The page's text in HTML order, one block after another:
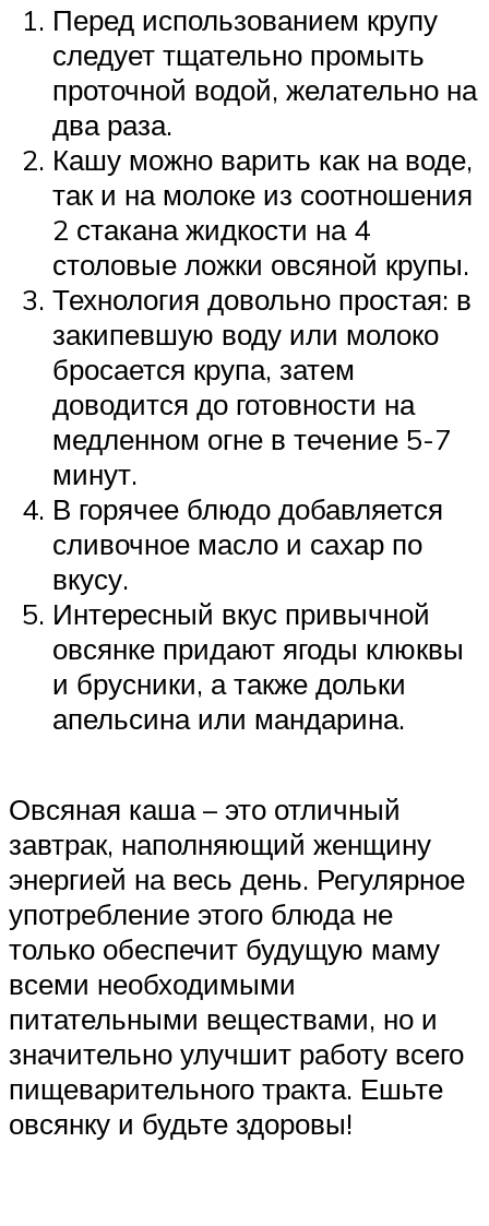
Перед использованием крупу
следует тщательно промыть
проточной водой, желательно на
два раза.
Кашу можно варить как на воде,
так и на молоке из соотношения
2 стакана жидкости на 4
столовые ложки овсяной крупы.
Технология довольно простая: в
закипевшую воду или молоко
бросается крупа, затем
доводится до готовности на
медленном огне в течение 5-7
минут.
В горячее блюдо добавляется
сливочное масло и сахар по
вкусу.
Интересный вкус привычной
овсянке придают ягоды клюквы
и брусники, а также дольки
апельсина или мандарина.
Овсяная каша – это отличный
завтрак, наполняющий женщину
энергией на весь день. Регулярное
употребление этого блюда не
только обеспечит будущую маму
всеми необходимыми
питательными веществами, но и
значительно улучшит работу всего
пищеварительного тракта. Ешьте
овсянку и будьте здоровы!